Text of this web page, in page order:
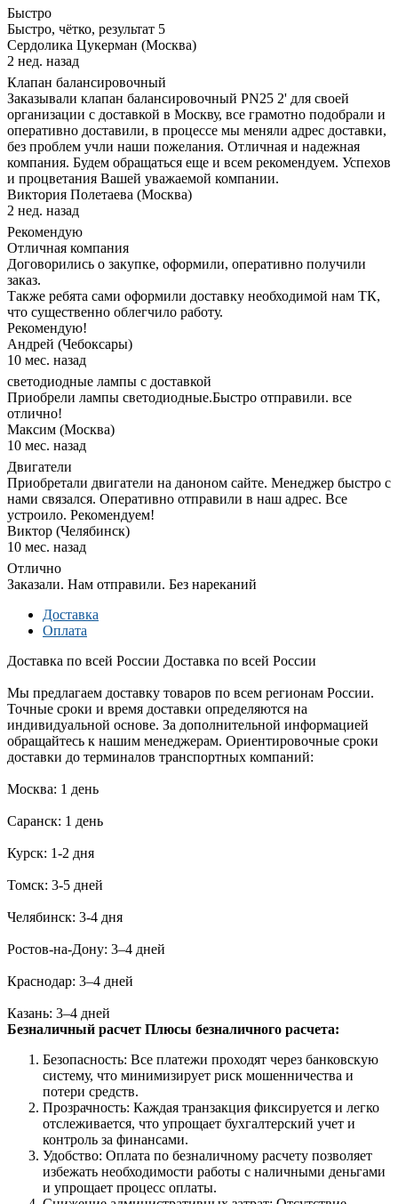
Быстро
Быстро, чётко, результат 5
Сердолика Цукерман (Москва)
2 нед. назад
Клапан балансировочный
Заказывали клапан балансировочный PN25 2' для своей
организации с доставкой в Москву, все грамотно подобрали и
оперативно доставили, в процессе мы меняли адрес доставки,
без проблем учли наши пожелания. Отличная и надежная
компания. Будем обращаться еще и всем рекомендуем. Успехов
и процветания Вашей уважаемой компании.
Виктория Полетаева (Москва)
2 нед. назад
Рекомендую
Отличная компания
Договорились о закупке, оформили, оперативно получили
заказ.
Также ребята сами оформили доставку необходимой нам ТК,
что существенно облегчило работу.
Рекомендую!
Андрей (Чебоксары)
10 мес. назад
светодиодные лампы с доставкой
Приобрели лампы светодиодные.Быстро отправили. все
отлично!
Максим (Москва)
10 мес. назад
Двигатели
Приобретали двигатели на даноном сайте. Менеджер быстро с
нами связался. Оперативно отправили в наш адрес. Все
устроило. Рекомендуем!
Виктор (Челябинск)
10 мес. назад
Отлично
Заказали. Нам отправили. Без нареканий
Доставка
Оплата
Доставка по всей России Доставка по всей России
Мы предлагаем доставку товаров по всем регионам России.
Точные сроки и время доставки определяются на
индивидуальной основе. За дополнительной информацией
обращайтесь к нашим менеджерам. Ориентировочные сроки
доставки до терминалов транспортных компаний:
Москва: 1 день
Саранск: 1 день
Курск: 1-2 дня
Томск: 3-5 дней
Челябинск: 3-4 дня
Ростов-на-Дону: 3–4 дней
Краснодар: 3–4 дней
Казань: 3–4 дней
Безналичный расчет Плюсы безналичного расчета:
Безопасность: Все платежи проходят через банковскую
систему, что минимизирует риск мошенничества и
потери средств.
Прозрачность: Каждая транзакция фиксируется и легко
отслеживается, что упрощает бухгалтерский учет и
контроль за финансами.
Удобство: Оплата по безналичному расчету позволяет
избежать необходимости работы с наличными деньгами
и упрощает процесс оплаты.